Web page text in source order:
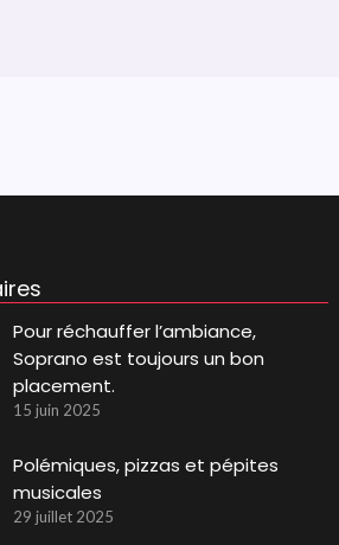
Pour réchauffer l’ambiance,
Soprano est toujours un bon
placement.
15 juin 2025
Polémiques, pizzas et pépites
musicales
29 juillet 2025